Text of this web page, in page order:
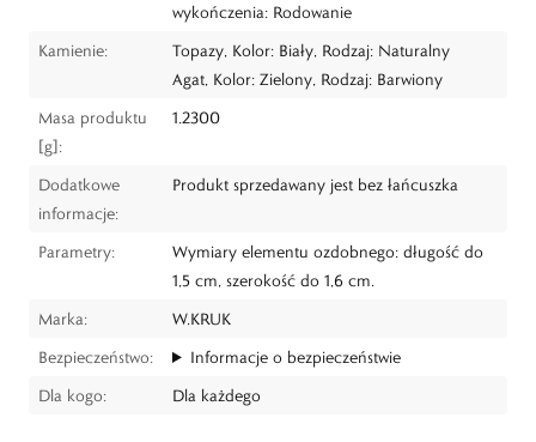
wykończenia: Rodowanie
Kamienie:
Topazy, Kolor: Biały, Rodzaj: Naturalny
Agat, Kolor: Zielony, Rodzaj: Barwiony
Masa produktu
[g]:
1.2300
Dodatkowe
informacje:
Produkt sprzedawany jest bez łańcuszka
Parametry:
Wymiary elementu ozdobnego: długość do
1,5 cm, szerokość do 1,6 cm.
Marka:
W.KRUK
Bezpieczeństwo:
Informacje o bezpieczeństwie
Dla kogo:
Dla każdego